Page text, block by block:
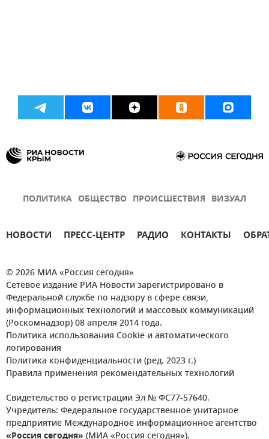
ПОЛИТИКА ОБЩЕСТВО ПРОИСШЕСТВИЯ ВИЗУАЛ
НОВОСТИ ПРЕСС-ЦЕНТР РАДИО КОНТАКТЫ
© 2026 МИА «Россия сегодня»
Сетевое издание РИА Новости зарегистрировано в
Федеральной службе по надзору в сфере связи,
информационных технологий и массовых коммуникаций
(Роскомнадзор) 08 апреля 2014 года.
Политика использования Cookie и автоматического
логирования
Политика конфиденциальности (ред. 2023 г.)
Правила применения рекомендательных технологий
Свидетельство о регистрации Эл № ФС77-57640.
Учредитель: Федеральное государственное унитарное
предприятие Международное информационное агентство
«Россия сегодня» (МИА «Россия сегодня»).